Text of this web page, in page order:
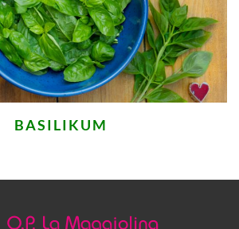
BASILIKUM